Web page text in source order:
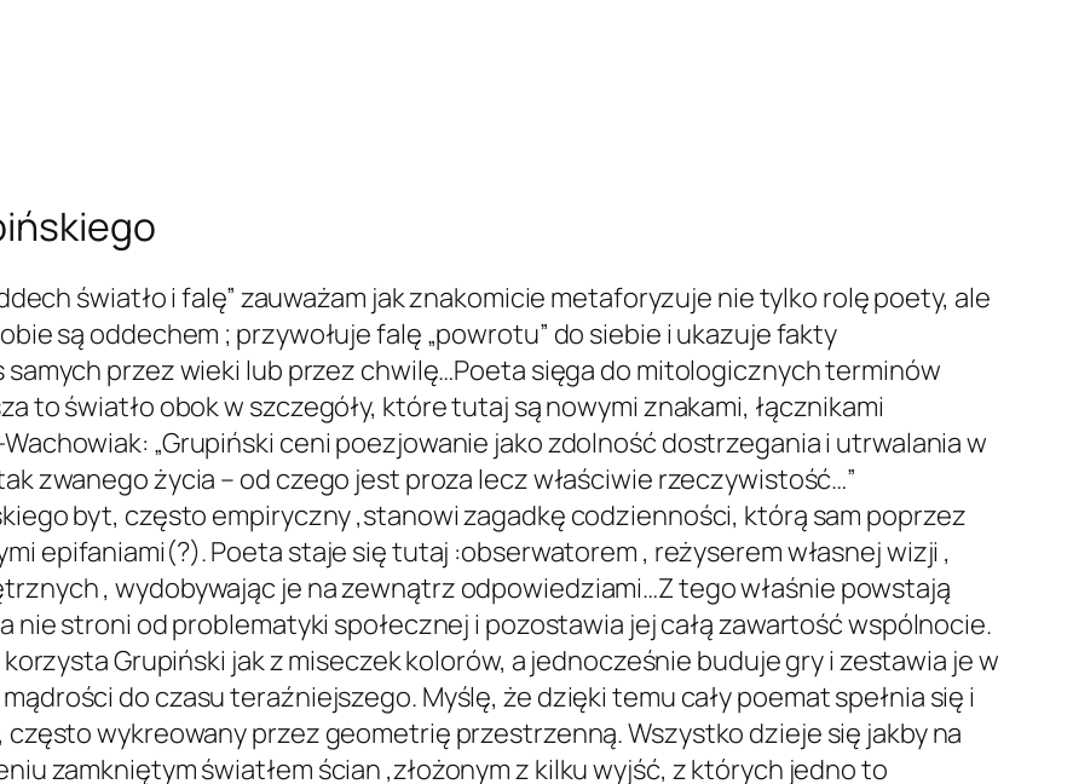
światło i falę” zauważam jak znakomicie metaforyzuje nie tylko rolę poety, ale
są oddechem ; przywołuje falę „powrotu” do siebie i ukazuje fakty
przez wieki lub przez chwilę…Poeta sięga do mitologicznych terminów
to światło obok w szczegóły, które tutaj są nowymi znakami, łącznikami
„Grupiński ceni poezjowanie jako zdolność dostrzegania i utrwalania w
zwanego życia – od czego jest proza lecz właściwie rzeczywistość…”
byt, często empiryczny ,stanowi zagadkę codzienności, którą sam poprzez
epifaniami(?). Poeta staje się tutaj :obserwatorem , reżyserem własnej wizji ,
, wydobywając je na zewnątrz odpowiedziami…Z tego właśnie powstają
stroni od problematyki społecznej i pozostawia jej całą zawartość wspólnocie.
Grupiński jak z miseczek kolorów, a jednocześnie buduje gry i zestawia je w
do czasu teraźniejszego. Myślę, że dzięki temu cały poemat spełnia się i
wykreowany przez geometrię przestrzenną. Wszystko dzieje się jakby na
zamkniętym światłem ścian ,złożonym z kilku wyjść, z których jedno to